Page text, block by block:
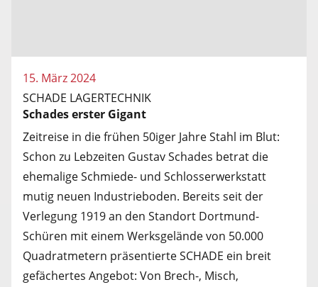
15. März 2024
SCHADE LAGERTECHNIK
Schades erster Gigant
Zeitreise in die frühen 50iger Jahre Stahl im Blut:
Schon zu Lebzeiten Gustav Schades betrat die
ehemalige Schmiede- und Schlosserwerkstatt
mutig neuen Industrieboden. Bereits seit der
Verlegung 1919 an den Standort Dortmund-
Schüren mit einem Werksgelände von 50.000
Quadratmetern präsentierte SCHADE ein breit
gefächertes Angebot: Von Brech-, Misch,